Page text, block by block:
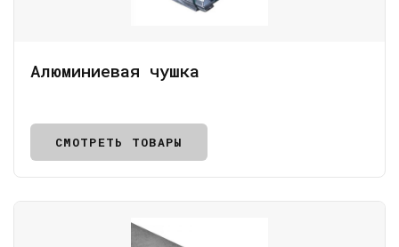
Алюминиевая чушка
СМОТРЕТЬ ТОВАРЫ